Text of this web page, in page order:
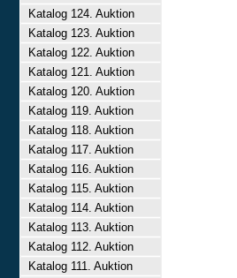
Katalog 124. Auktion
Katalog 123. Auktion
Katalog 122. Auktion
Katalog 121. Auktion
Katalog 120. Auktion
Katalog 119. Auktion
Katalog 118. Auktion
Katalog 117. Auktion
Katalog 116. Auktion
Katalog 115. Auktion
Katalog 114. Auktion
Katalog 113. Auktion
Katalog 112. Auktion
Katalog 111. Auktion